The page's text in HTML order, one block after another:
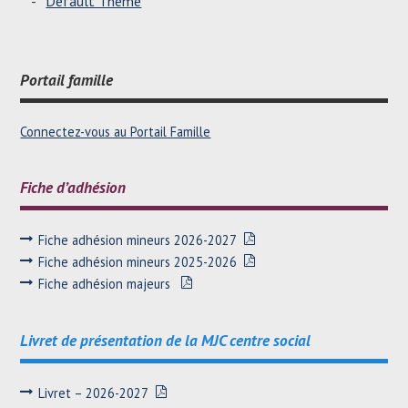
Portail famille
Connectez-vous au Portail Famille
Fiche d’adhésion
Fiche adhésion mineurs 2026-2027
Fiche adhésion mineurs 2025-2026
Fiche adhésion majeurs
Livret de présentation de la MJC centre social
Livret – 2026-2027